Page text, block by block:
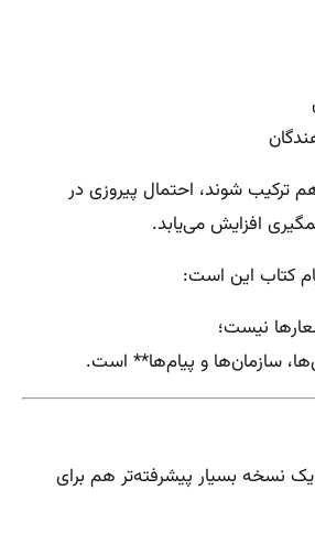
ترکیب شوند، احتمال پیروزی در
افزایش می‌یابد.
کتاب این است:
نیست؛
سازمان‌ها و پیام‌ها** است.
یک نسخه بسیار پیشرفته‌تر هم برای